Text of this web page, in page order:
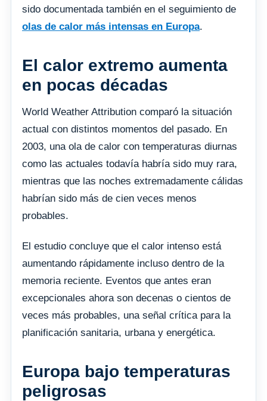
sido documentada también en el seguimiento de
olas de calor más intensas en Europa.
El calor extremo aumenta
en pocas décadas
World Weather Attribution comparó la situación
actual con distintos momentos del pasado. En
2003, una ola de calor con temperaturas diurnas
como las actuales todavía habría sido muy rara,
mientras que las noches extremadamente cálidas
habrían sido más de cien veces menos
probables.
El estudio concluye que el calor intenso está
aumentando rápidamente incluso dentro de la
memoria reciente. Eventos que antes eran
excepcionales ahora son decenas o cientos de
veces más probables, una señal crítica para la
planificación sanitaria, urbana y energética.
Europa bajo temperaturas
peligrosas